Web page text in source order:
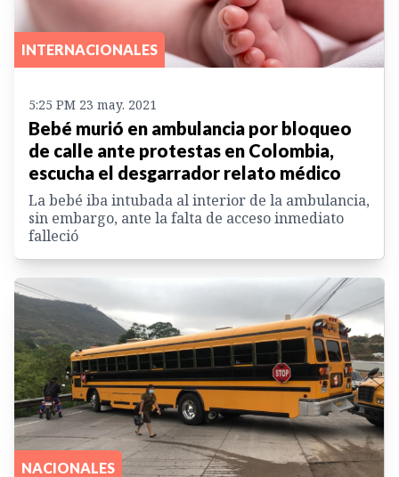
INTERNACIONALES
5:25 PM 23 may. 2021
Bebé murió en ambulancia por bloqueo
de calle ante protestas en Colombia,
escucha el desgarrador relato médico
La bebé iba intubada al interior de la ambulancia,
sin embargo, ante la falta de acceso inmediato
falleció
NACIONALES